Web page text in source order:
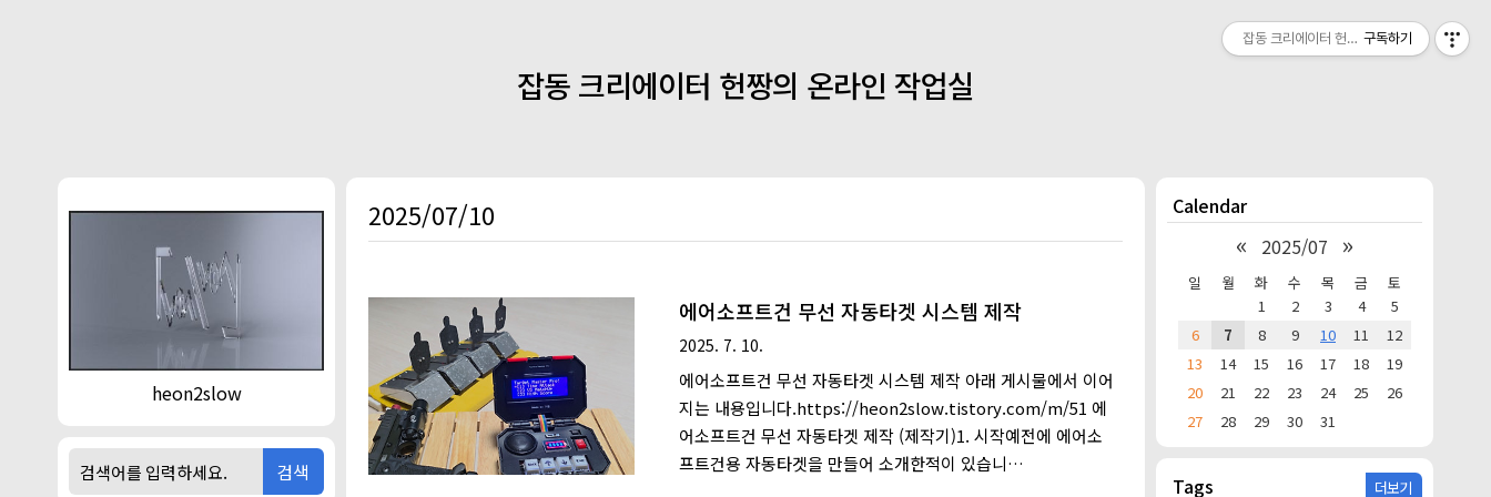
잡동 크리에이터 헌짱의 온라인 작업실
heon2slow
검색
Calendar
« 2025/07 »
일 월 화 수 목 금
토
1
2 3 4
5
6
7 8 9 10 11
12
13
14 15 16 17 18
19
20
21 22 23 24 25
26
27
28 29 30 31
Tags 더보기
2025/07/10
에어소프트건 무선 자동타겟 시스템 제작
2025. 7. 10.
에어소프트건 무선 자동타겟 시스템 제작 아래 게시물에서 이어
지는 내용입니다.https://heon2slow.tistory.com/m/51 에
어소프트건 무선 자동타겟 제작 (제작기)1. 시작예전에 에어소
프트건용 자동타겟을 만들어 소개한적이 있습니
잡동 크리에이터 헌짱의 온라인 작업실
구독하기